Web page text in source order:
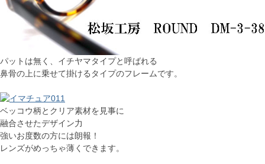
パットは無く、イチヤマタイプと呼ばれる
鼻骨の上に乗せて掛けるタイプのフレームです。
ベッコウ柄とクリア素材を見事に
融合させたデザイン力
強いお度数の方には朗報！
レンズがめっちゃ薄くできます。